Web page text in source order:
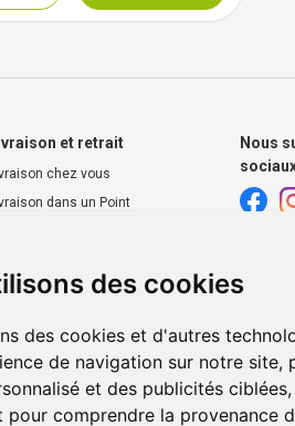
des cookies
des cookies et d'autres
de navigation sur notre site,
et des publicités
pour comprendre la provenance
et retrait
chez vous
dans un Point
en casiers extérieurs
Nous